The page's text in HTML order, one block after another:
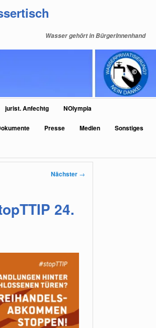
Wasser gehört in BürgerInnenhand
jurist. Anfechtg NOlympia
Presse Medien Sonstiges
Nächster →
24.